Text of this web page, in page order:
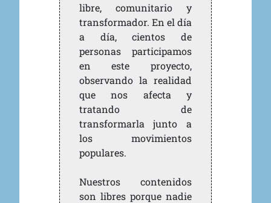
libre, comunitario y
transformador. En el día
a día, cientos de
personas participamos
en este proyecto,
observando la realidad
que nos afecta y
tratando de
transformarla junto a
los movimientos
populares.
Nuestros contenidos
son libres porque nadie